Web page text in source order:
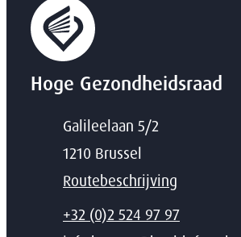
Hoge Gezondheidsraad
AdresGalileelaan 5/2
,1210 Brussel
Routebeschrijving
+32 (0)2 524 97 97